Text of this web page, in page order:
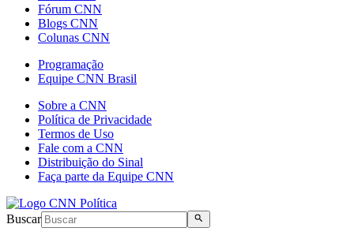
Fórum CNN
Blogs CNN
Colunas CNN
Programação
Equipe CNN Brasil
Sobre a CNN
Política de Privacidade
Termos de Uso
Fale com a CNN
Distribuição do Sinal
Faça parte da Equipe CNN
Buscar